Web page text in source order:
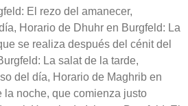
El rezo del amanecer,
Horario de Dhuhr en Burgfeld: La
se realiza después del cénit del
La salat de la tarde,
del día, Horario de Maghrib en
la noche, que comienza justo